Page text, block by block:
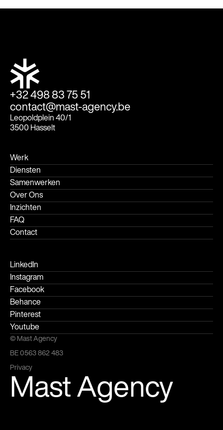
+32 498 83 75 51
contact@mast-agency.be
Leopoldplein 40/1
3500 Hasselt
Werk
Diensten
Samenwerken
Over Ons
Inzichten
FAQ
Contact
LinkedIn
Instagram
Facebook
Behance
Pinterest
Youtube
© Mast Agency
BE 0563 862 483
Privacy
Mast Agency